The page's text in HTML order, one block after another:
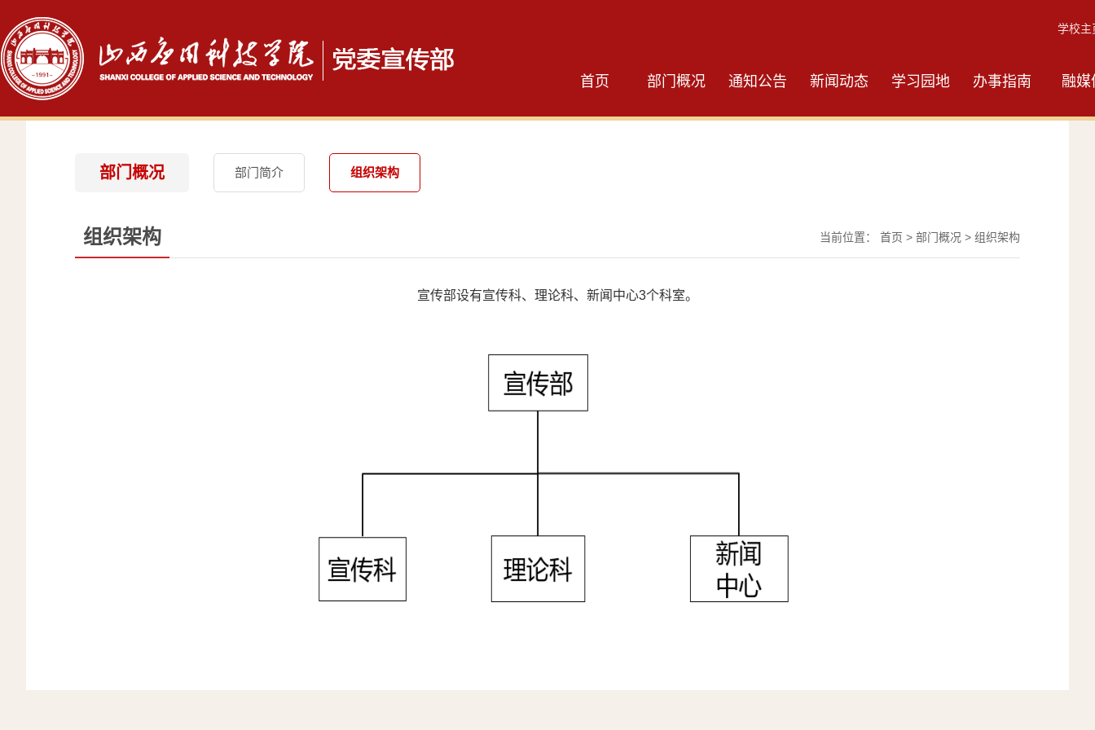
学校主
首页 部门概况 通知公告 新闻动态 学习园地 办事指南 融媒
部门概况 部门简介 组织架构
组织架构 当前位置： 首页 > 部门概况 > 组织架构
宣传部设有宣传科、理论科、新闻中心3个科室。